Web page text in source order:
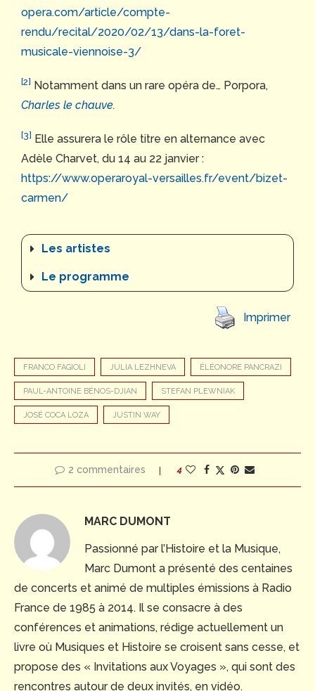
opera.com/article/compte-
rendu/recital/2020/02/13/dans-la-foret-
musicale-viennoise-3/
[2] Notamment dans un rare opéra de… Porpora,
Charles le chauve.
[3] Elle assurera le rôle titre en alternance avec
Adèle Charvet, du 14 au 22 janvier :
https://www.operaroyal-versailles.fr/event/bizet-
carmen/
Les artistes
Le programme
Imprimer
FRANCO FAGIOLI JULIA LEZHNEVA ÉLÉONORE PANCRAZI
PAUL-ANTOINE BÉNOS-DJIAN STEFAN PLEWNIAK
JOSÉ COCA LOZA JUSTIN WAY
2 commentaires 4
MARC DUMONT
Passionné par l’Histoire et la Musique,
Marc Dumont a présenté des centaines
de concerts et animé de multiples émissions à Radio
France de 1985 à 2014. Il se consacre à des
conférences et animations, rédige actuellement un
livre où Musiques et Histoire se croisent sans cesse, et
propose des « Invitations aux Voyages », qui sont des
rencontres autour de deux invités, en vidéo.